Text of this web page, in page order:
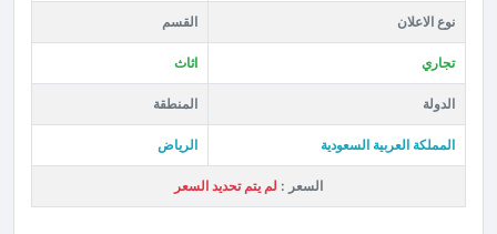
نوع الاعلان القسم
تجاري اثاث
الدولة المنطقة
المملكة العربية السعودية الرياض
السعر : لم يتم تحديد السعر